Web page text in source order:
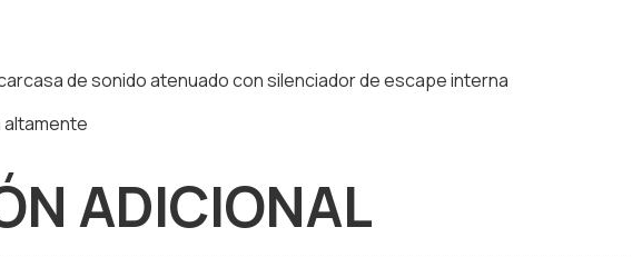
de sonido atenuado con silenciador de escape interna
ADICIONAL